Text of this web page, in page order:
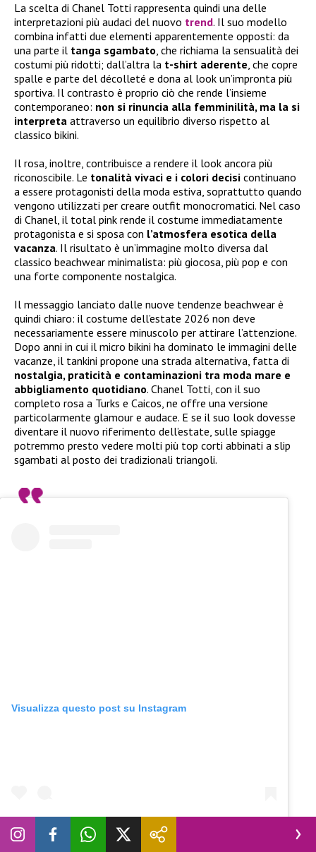
La scelta di Chanel Totti rappresenta quindi una delle
interpretazioni più audaci del nuovo trend. Il suo modello
combina infatti due elementi apparentemente opposti: da
una parte il tanga sgambato, che richiama la sensualità dei
costumi più ridotti; dall’altra la t-shirt aderente, che copre
spalle e parte del décolleté e dona al look un’impronta più
sportiva. Il contrasto è proprio ciò che rende l’insieme
contemporaneo: non si rinuncia alla femminilità, ma la si
interpreta attraverso un equilibrio diverso rispetto al
classico bikini.
Il rosa, inoltre, contribuisce a rendere il look ancora più
riconoscibile. Le tonalità vivaci e i colori decisi continuano
a essere protagonisti della moda estiva, soprattutto quando
vengono utilizzati per creare outfit monocromatici. Nel caso
di Chanel, il total pink rende il costume immediatamente
protagonista e si sposa con l’atmosfera esotica della
vacanza. Il risultato è un’immagine molto diversa dal
classico beachwear minimalista: più giocosa, più pop e con
una forte componente nostalgica.
Il messaggio lanciato dalle nuove tendenze beachwear è
quindi chiaro: il costume dell’estate 2026 non deve
necessariamente essere minuscolo per attirare l’attenzione.
Dopo anni in cui il micro bikini ha dominato le immagini delle
vacanze, il tankini propone una strada alternativa, fatta di
nostalgia, praticità e contaminazioni tra moda mare e
abbigliamento quotidiano. Chanel Totti, con il suo
completo rosa a Turks e Caicos, ne offre una versione
particolarmente glamour e audace. E se il suo look dovesse
diventare il nuovo riferimento dell’estate, sulle spiagge
potremmo presto vedere molti più top corti abbinati a slip
sgambati al posto dei tradizionali triangoli.
Visualizza questo post su Instagram